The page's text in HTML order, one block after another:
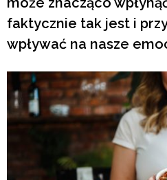
faktycznie tak jest i
wpływać na nasze